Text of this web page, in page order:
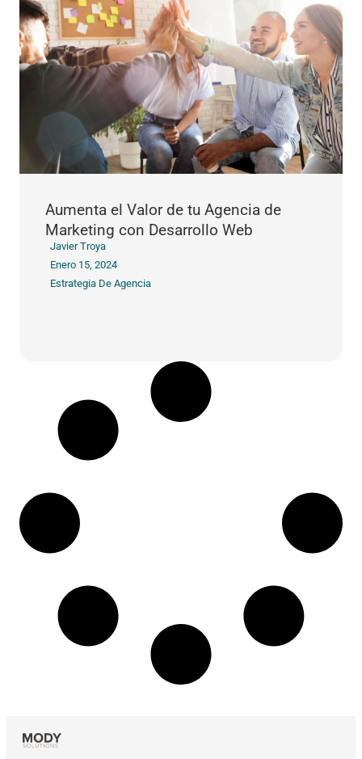
Aumenta el Valor de tu Agencia de
Marketing con Desarrollo Web
Javier Troya
Enero 15, 2024
Estrategia De Agencia